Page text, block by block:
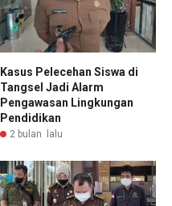
Kasus Pelecehan Siswa di
Tangsel Jadi Alarm
Pengawasan Lingkungan
Pendidikan
2 bulan lalu